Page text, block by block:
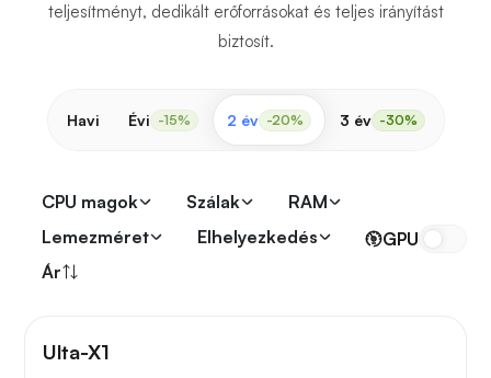
teljesítményt, dedikált erőforrásokat és teljes irányítást
biztosít.
Havi Évi -15% 2 év -20% 3 év -30%
CPU magok Szálak
RAM
Lemezméret
Elhelyezkedés
Ár
GPU
Ulta-X1